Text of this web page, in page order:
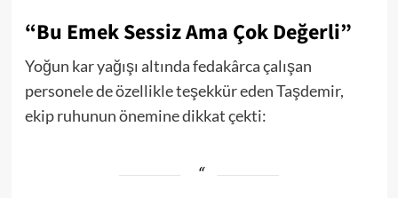
“Bu Emek Sessiz Ama Çok Değerli”
Yoğun kar yağışı altında fedakârca çalışan
personele de özellikle teşekkür eden Taşdemir,
ekip ruhunun önemine dikkat çekti: